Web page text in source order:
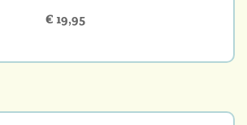
€ 19,95